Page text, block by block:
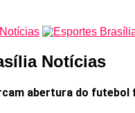
Notícias
abertura do futebol